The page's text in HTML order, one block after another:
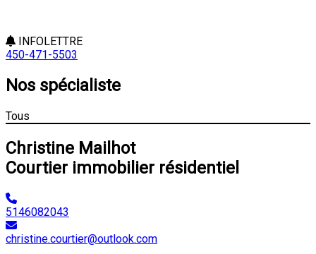
INFOLETTRE
450-471-5503
Nos spécialiste
Tous
Christine Mailhot
Courtier immobilier résidentiel
5146082043
christine.courtier@outlook.com